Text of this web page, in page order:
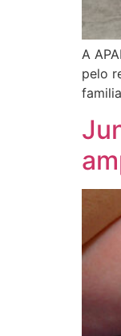
A
pelo